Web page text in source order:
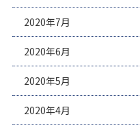
2020年7月
2020年6月
2020年5月
2020年4月